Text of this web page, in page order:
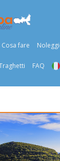
Cosa fare
FAQ